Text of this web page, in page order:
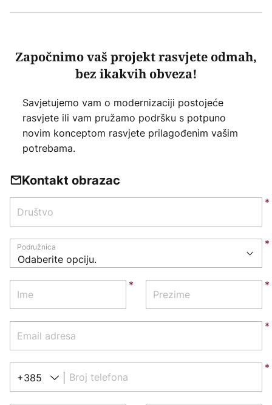
Započnimo vaš projekt rasvjete odmah,
bez ikakvih obveza!
Savjetujemo vam o modernizaciji postojeće
rasvjete ili vam pružamo podršku s potpuno
novim konceptom rasvjete prilagođenim vašim
potrebama.
Kontakt obrazac
Društvo
Podružnica
Ime Prezime
Email adresa
Broj telefona
+385